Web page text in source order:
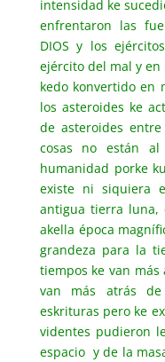
intensidad ke
enfrentaron las
DIOS y los
ejército del mal y
kedo konvertido en
los asteroides ke
de asteroides
cosas no están
humanidad porke
existe ni siquiera
antigua tierra luna,
akella época
grandeza para la
tiempos ke van
van más atrás
eskrituras pero ke
videntes pudieron
espacio y de la